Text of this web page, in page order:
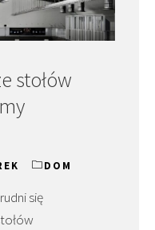
stołów
DOM
się